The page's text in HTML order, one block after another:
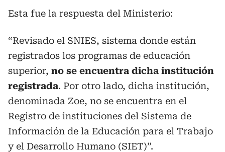
Esta fue la respuesta del Ministerio:
“Revisado el SNIES, sistema donde están
registrados los programas de educación
superior, no se encuentra dicha institución
registrada. Por otro lado, dicha institución,
denominada Zoe, no se encuentra en el
Registro de instituciones del Sistema de
Información de la Educación para el Trabajo
y el Desarrollo Humano (SIET)”.